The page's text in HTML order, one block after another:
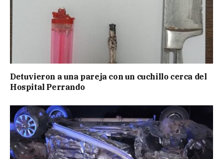
Detuvieron a una pareja con un cuchillo cerca del
Hospital Perrando